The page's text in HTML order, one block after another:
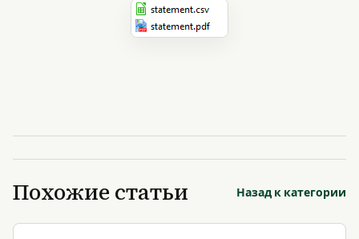
Похожие статьи Назад к категории